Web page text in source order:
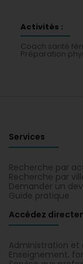
Activités :
Coach santé
Préparation
Services
Recherche par
Recherche par
Demander un
Guide pratique
Accédez
Administration et
Enseignement,